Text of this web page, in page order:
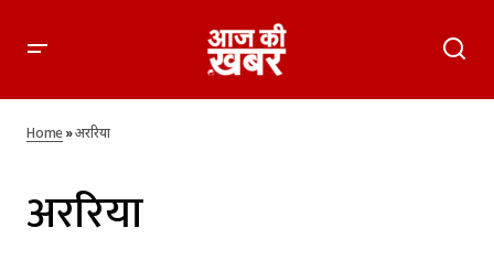
Home»अररिया
अररिया